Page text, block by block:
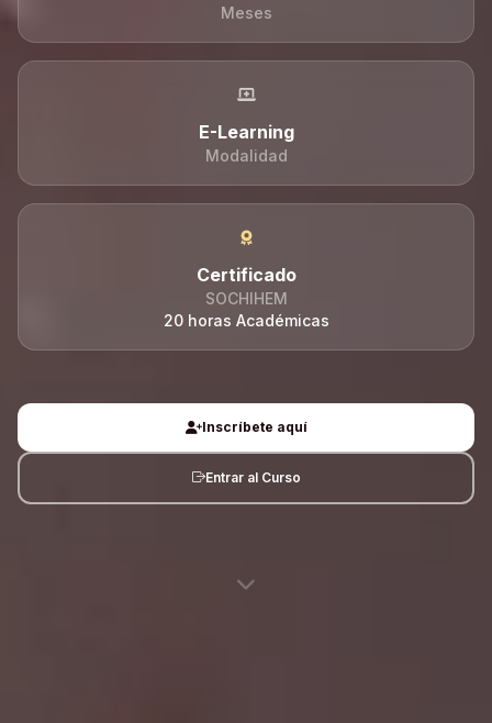
Meses
E-Learning
Modalidad
Certificado
SOCHIHEM
20 horas Académicas
Inscríbete aquí
Entrar al Curso